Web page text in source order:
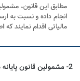
مطابق این قانون،
انجام داده و نسبت به
مالیاتی اقدام نمایند
2- مشمولین قانون پایانه های فروشگاهی و سامانه مودیان کدامند؟